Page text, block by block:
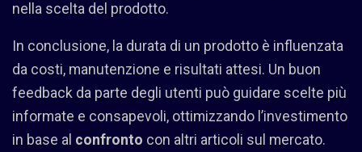
nella scelta del prodotto.
In conclusione, la durata di un prodotto è influenzata
da costi, manutenzione e risultati attesi. Un buon
feedback da parte degli utenti può guidare scelte più
informate e consapevoli, ottimizzando l’investimento
in base al confronto con altri articoli sul mercato.